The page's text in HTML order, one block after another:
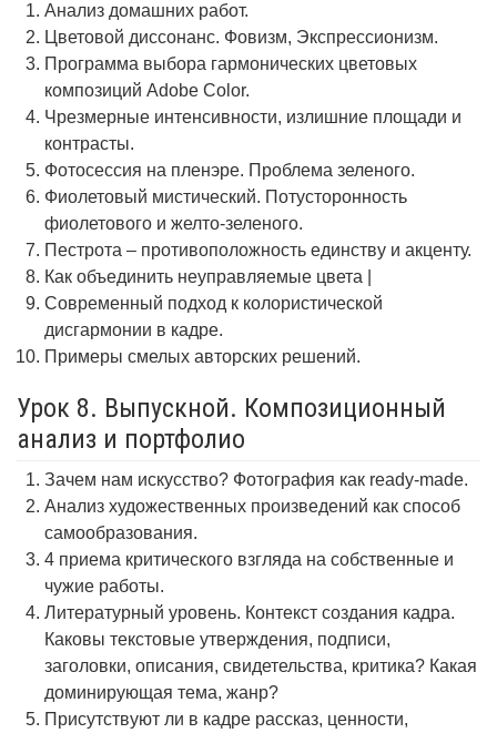
Анализ домашних работ.
Цветовой диссонанс. Фовизм, Экспрессионизм.
Программа выбора гармонических цветовых
композиций Adobe Color.
Чрезмерные интенсивности, излишние площади и
контрасты.
Фотосессия на пленэре. Проблема зеленого.
Фиолетовый мистический. Потусторонность
фиолетового и желто-зеленого.
Пестрота – противоположность единству и акценту.
Как объединить неуправляемые цвета |
Современный подход к колористической
дисгармонии в кадре.
Примеры смелых авторских решений.
Урок 8. Выпускной. Композиционный
анализ и портфолио
Зачем нам искусство? Фотография как ready-made.
Анализ художественных произведений как способ
самообразования.
4 приема критического взгляда на собственные и
чужие работы.
Литературный уровень. Контекст создания кадра.
Каковы текстовые утверждения, подписи,
заголовки, описания, свидетельства, критика? Какая
доминирующая тема, жанр?
Присутствуют ли в кадре рассказ, ценности,